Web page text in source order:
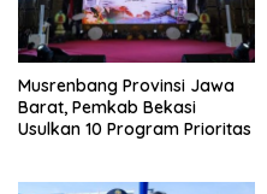
Musrenbang Provinsi Jawa
Barat, Pemkab Bekasi
Usulkan 10 Program Prioritas